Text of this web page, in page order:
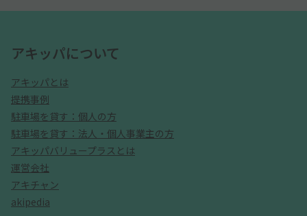
アキッパについて
アキッパとは
提携事例
駐車場を貸す：個人の方
駐車場を貸す：法人・個人事業主の方
アキッパバリュープラスとは
運営会社
アキチャン
akipedia